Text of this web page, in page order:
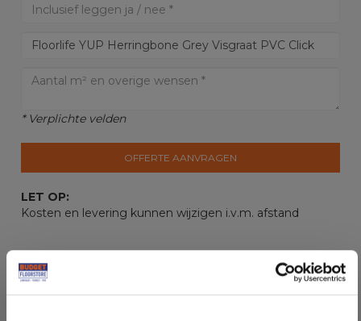
* Verplichte velden
OFFERTE AANVRAGEN
LET OP:
Kosten en levering kunnen wijzigen i.v.m. afstand